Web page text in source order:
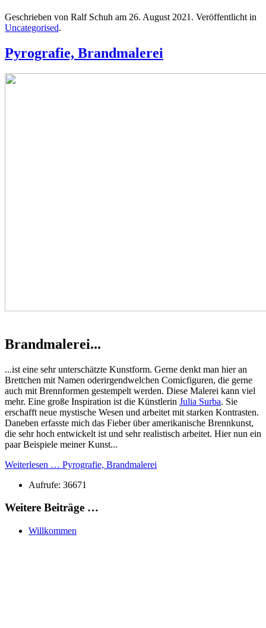
Geschrieben von Ralf Schuh am 26. August 2021 . Veröffentlicht in
Uncategorised.
Pyrografie, Brandmalerei
Brandmalerei...
...ist eine sehr unterschätzte Kunstform. Gerne denkt man hier an
Brettchen mit Namen oderirgendwelchen Comicfiguren, die gerne
auch mit Brennformen gestempelt werden. Diese Malerei kann viel
mehr. Eine große Inspiration ist die Künstlerin Julia Surba. Sie
erschafft neue mystische Wesen und arbeitet mit starken Kontrasten.
Daneben erfasste mich das Fieber über amerikanische Brennkunst,
die sehr hoch entwickelt ist und sehr realistisch arbeitet. Hier nun ein
paar Beispiele meiner Kunst...
Weiterlesen … Pyrografie, Brandmalerei
Aufrufe: 36671
Weitere Beiträge …
Willkommen